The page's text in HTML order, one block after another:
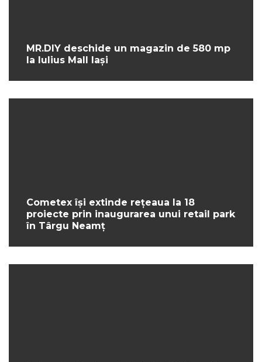
MR.DIY deschide un magazin de 580 mp
la Iulius Mall Iași
Cometex își extinde rețeaua la 18
proiecte prin inaugurarea unui retail park
în Târgu Neamț